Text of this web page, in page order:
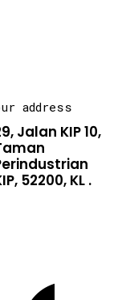
address
Jalan KIP 10,
52200, KL .